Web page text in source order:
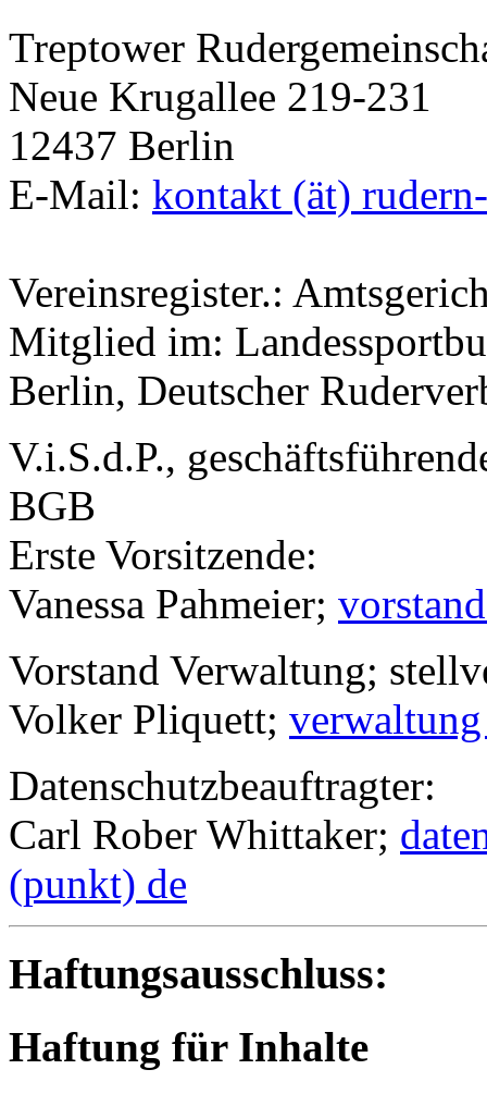
Treptower
Neue Krugallee 219-231
12437 Berlin
E-Mail: kontakt (ät)
Vereinsregister.:
Mitglied im:
Berlin, Deutscher
V.i.S.d.P.,
BGB
Erste Vorsitzende:
Vanessa Pahmeier;
Vorstand Verwaltung;
Volker Pliquett;
Datenschutzbeauftragter:
Carl Rober Whittaker;
(punkt) de
Haftungsausschluss:
Haftung für Inhalte